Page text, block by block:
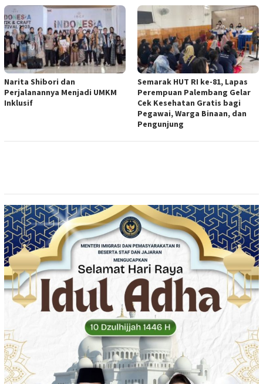
Narita Shibori dan
Perjalanannya Menjadi UMKM
Inklusif
Semarak HUT RI ke-81, Lapas
Perempuan Palembang Gelar
Cek Kesehatan Gratis bagi
Pegawai, Warga Binaan, dan
Pengunjung